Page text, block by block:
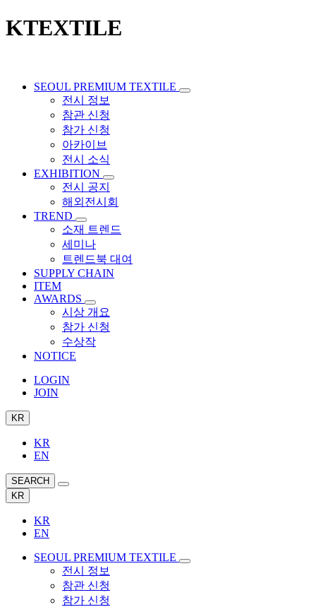
KTEXTILE
SEOUL PREMIUM TEXTILE
전시 정보
참관 신청
참가 신청
아카이브
전시 소식
EXHIBITION
전시 공지
해외전시회
TREND
소재 트렌드
세미나
트렌드북 대여
SUPPLY CHAIN
ITEM
AWARDS
시상 개요
참가 신청
수상작
NOTICE
LOGIN
JOIN
KR
KR
EN
SEARCH
KR
KR
EN
SEOUL PREMIUM TEXTILE
전시 정보
참관 신청
참가 신청